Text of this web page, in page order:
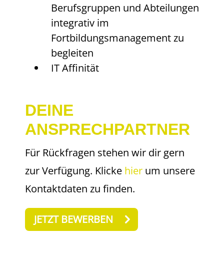
Berufsgruppen und Abteilungen
integrativ im
Fortbildungsmanagement zu
begleiten
IT Affinität
DEINE
ANSPRECHPARTNER
Für Rückfragen stehen wir dir gern
zur Verfügung. Klicke hier um unsere
Kontaktdaten zu finden.
JETZT BEWERBEN